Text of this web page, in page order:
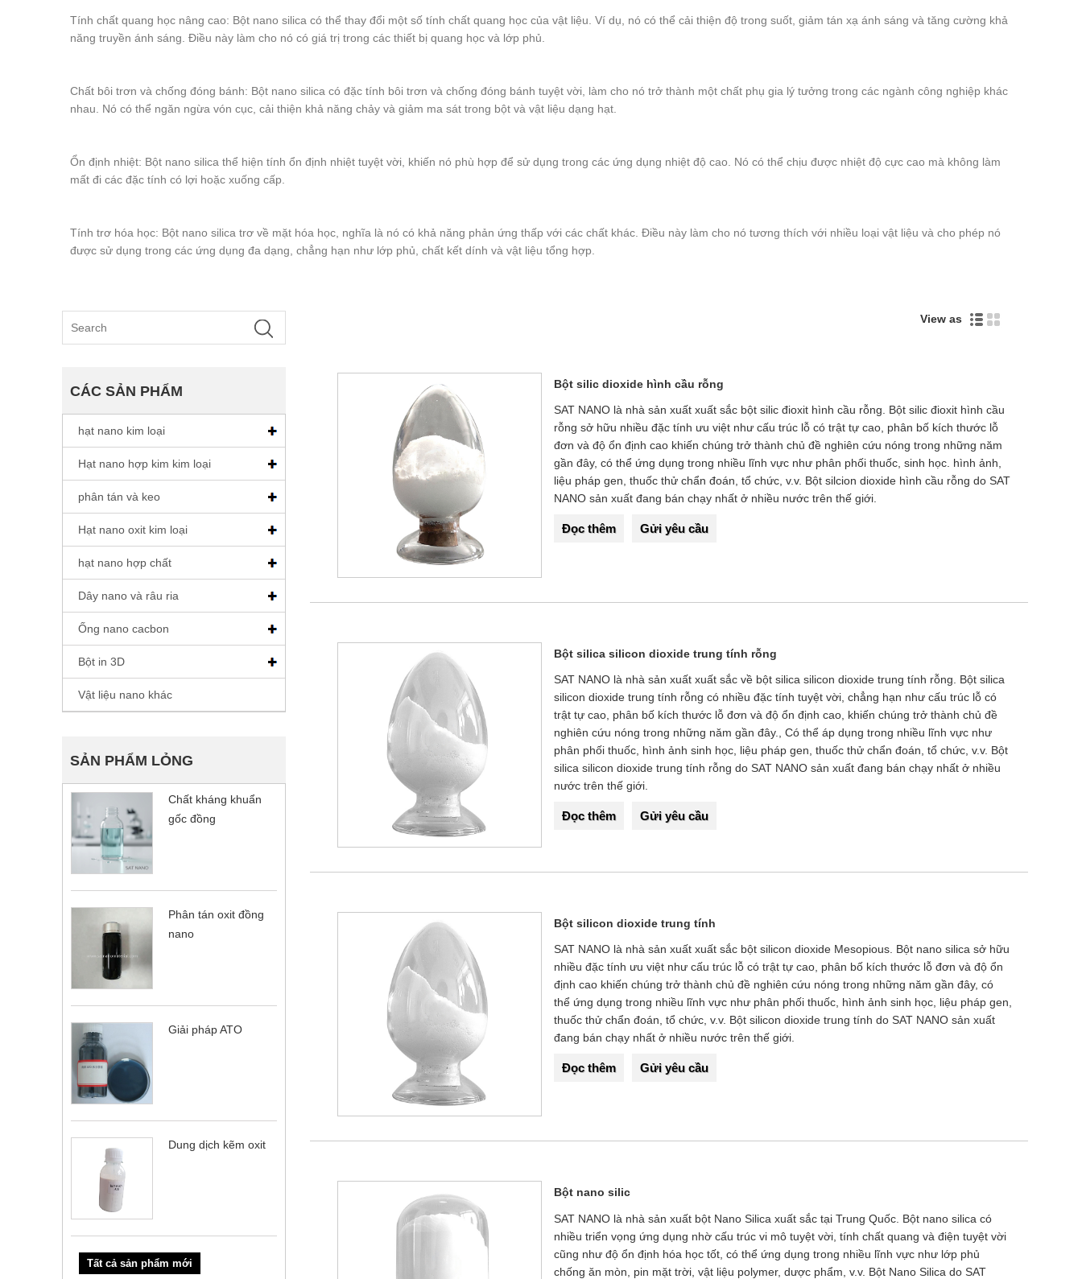
Tính chất quang học nâng cao: Bột nano silica có thể thay đổi một số tính chất quang học của vật liệu. Ví dụ, nó có thể cải thiện độ trong suốt, giảm tán xạ ánh sáng và tăng cường khả
năng truyền ánh sáng. Điều này làm cho nó có giá trị trong các thiết bị quang học và lớp phủ.
Chất bôi trơn và chống đóng bánh: Bột nano silica có đặc tính bôi trơn và chống đóng bánh tuyệt vời, làm cho nó trở thành một chất phụ gia lý tưởng trong các ngành công nghiệp khác
nhau. Nó có thể ngăn ngừa vón cục, cải thiện khả năng chảy và giảm ma sát trong bột và vật liệu dạng hạt.
Ổn định nhiệt: Bột nano silica thể hiện tính ổn định nhiệt tuyệt vời, khiến nó phù hợp để sử dụng trong các ứng dụng nhiệt độ cao. Nó có thể chịu được nhiệt độ cực cao mà không làm
mất đi các đặc tính có lợi hoặc xuống cấp.
Tính trơ hóa học: Bột nano silica trơ về mặt hóa học, nghĩa là nó có khả năng phản ứng thấp với các chất khác. Điều này làm cho nó tương thích với nhiều loại vật liệu và cho phép nó
được sử dụng trong các ứng dụng đa dạng, chẳng hạn như lớp phủ, chất kết dính và vật liệu tổng hợp.
CÁC SẢN PHẨM
hạt nano kim loại
Hạt nano hợp kim kim loại
phân tán và keo
Hạt nano oxit kim loại
hạt nano hợp chất
Dây nano và râu ria
Ống nano cacbon
Bột in 3D
Vật liệu nano khác
SẢN PHẨM LỎNG
Chất kháng khuẩn
gốc đồng
Phân tán oxit đồng
nano
Giải pháp ATO
Dung dịch kẽm oxit
Tất cả sản phẩm mới
View as
Bột silic dioxide hình cầu rỗng
SAT NANO là nhà sản xuất xuất sắc bột silic đioxit hình cầu rỗng. Bột silic đioxit hình cầu
rỗng sở hữu nhiều đặc tính ưu việt như cấu trúc lỗ có trật tự cao, phân bố kích thước lỗ
đơn và độ ổn định cao khiến chúng trở thành chủ đề nghiên cứu nóng trong những năm
gần đây, có thể ứng dụng trong nhiều lĩnh vực như phân phối thuốc, sinh học. hình ảnh,
liệu pháp gen, thuốc thử chẩn đoán, tổ chức, v.v. Bột silcion dioxide hình cầu rỗng do SAT
NANO sản xuất đang bán chạy nhất ở nhiều nước trên thế giới.
Đọc thêm Gửi yêu cầu
Bột silica silicon dioxide trung tính rỗng
SAT NANO là nhà sản xuất xuất sắc về bột silica silicon dioxide trung tính rỗng. Bột silica
silicon dioxide trung tính rỗng có nhiều đặc tính tuyệt vời, chẳng hạn như cấu trúc lỗ có
trật tự cao, phân bố kích thước lỗ đơn và độ ổn định cao, khiến chúng trở thành chủ đề
nghiên cứu nóng trong những năm gần đây., Có thể áp dụng trong nhiều lĩnh vực như
phân phối thuốc, hình ảnh sinh học, liệu pháp gen, thuốc thử chẩn đoán, tổ chức, v.v. Bột
silica silicon dioxide trung tính rỗng do SAT NANO sản xuất đang bán chạy nhất ở nhiều
nước trên thế giới.
Đọc thêm Gửi yêu cầu
Bột silicon dioxide trung tính
SAT NANO là nhà sản xuất xuất sắc bột silicon dioxide Mesopious. Bột nano silica sở hữu
nhiều đặc tính ưu việt như cấu trúc lỗ có trật tự cao, phân bố kích thước lỗ đơn và độ ổn
định cao khiến chúng trở thành chủ đề nghiên cứu nóng trong những năm gần đây, có
thể ứng dụng trong nhiều lĩnh vực như phân phối thuốc, hình ảnh sinh học, liệu pháp gen,
thuốc thử chẩn đoán, tổ chức, v.v. Bột silicon dioxide trung tính do SAT NANO sản xuất
đang bán chạy nhất ở nhiều nước trên thế giới.
Đọc thêm Gửi yêu cầu
Bột nano silic
SAT NANO là nhà sản xuất bột Nano Silica xuất sắc tại Trung Quốc. Bột nano silica có
nhiều triển vọng ứng dụng nhờ cấu trúc vi mô tuyệt vời, tính chất quang và điện tuyệt vời
cũng như độ ổn định hóa học tốt, có thể ứng dụng trong nhiều lĩnh vực như lớp phủ
chống ăn mòn, pin mặt trời, vật liệu polymer, dược phẩm, v.v. Bột Nano Silica do SAT